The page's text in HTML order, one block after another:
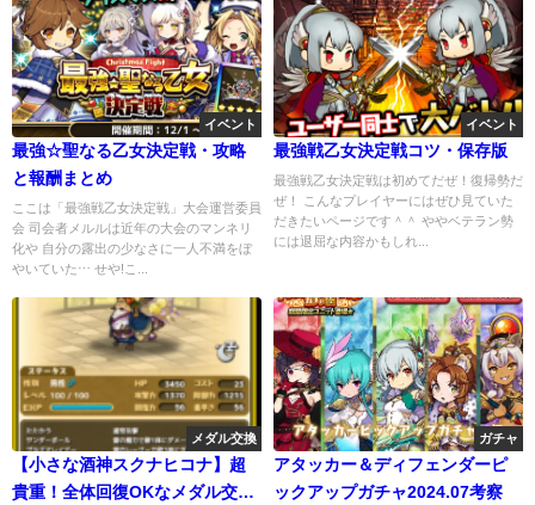
イベント
最強☆聖なる乙女決定戦・攻略
と報酬まとめ
ここは「最強戦乙女決定戦」大会運営委員
会 司会者メルルは近年の大会のマンネリ
化や 自分の露出の少なさに一人不満をぼ
やいていた⋯ せや!こ...
イベント
最強戦乙女決定戦コツ・保存版
最強戦乙女決定戦は初めてだぜ！復帰勢だ
ぜ！ こんなプレイヤーにはぜひ見ていた
だきたいページです＾＾ ややベテラン勢
には退屈な内容かもしれ...
メダル交換
【小さな酒神スクナヒコナ】超
貴重！全体回復OKなメダル交換
ガチャ
アタッカー＆ディフェンダーピ
ックアップガチャ2024.07考察